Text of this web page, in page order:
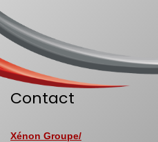
Contact
Xénon Groupe/